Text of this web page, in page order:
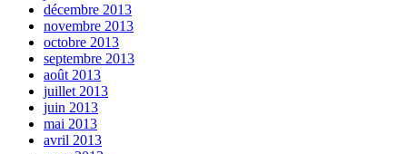
décembre 2013
novembre 2013
octobre 2013
septembre 2013
août 2013
juillet 2013
juin 2013
mai 2013
avril 2013